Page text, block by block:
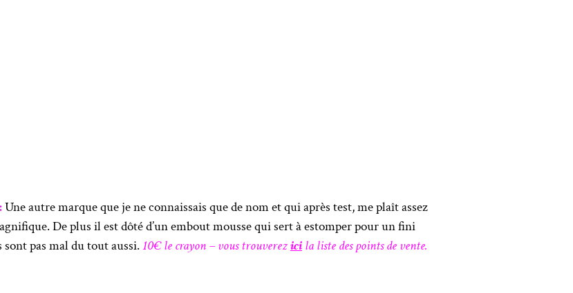
Une autre marque que je ne connaissais que de nom et qui après test, me plaît assez
De plus il est dôté d’un embout mousse qui sert à estomper pour un fini
pas mal du tout aussi. 10€ le crayon – vous trouverezici la liste des points de vente.